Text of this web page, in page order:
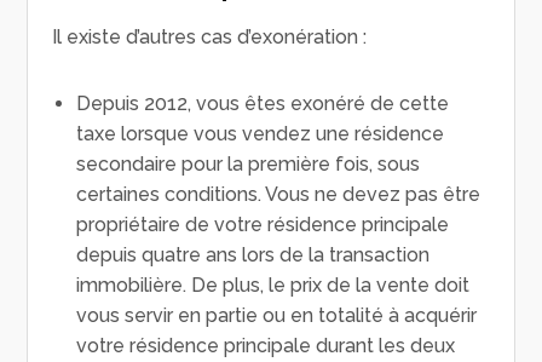
Il existe d’autres cas d’exonération :
Depuis 2012, vous êtes exonéré de cette
taxe lorsque vous vendez une résidence
secondaire pour la première fois, sous
certaines conditions. Vous ne devez pas être
propriétaire de votre résidence principale
depuis quatre ans lors de la transaction
immobilière. De plus, le prix de la vente doit
vous servir en partie ou en totalité à acquérir
votre résidence principale durant les deux